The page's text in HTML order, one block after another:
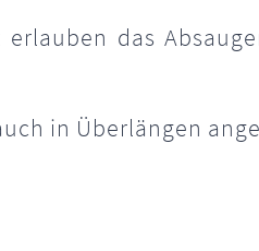
erlauben das
in Überlängen